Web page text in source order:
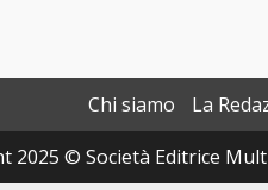
Chi siamo La
2025 © Società Editrice